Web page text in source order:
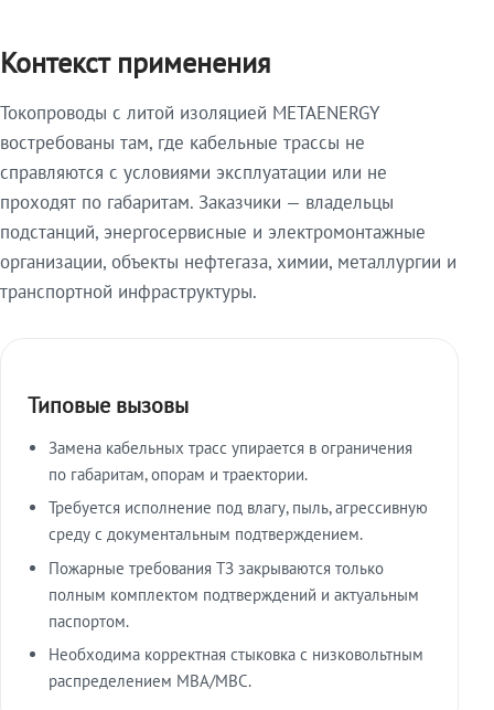
Контекст применения
Токопроводы с литой изоляцией METAENERGY
востребованы там, где кабельные трассы не
справляются с условиями эксплуатации или не
проходят по габаритам. Заказчики — владельцы
подстанций, энергосервисные и электромонтажные
организации, объекты нефтегаза, химии, металлургии и
транспортной инфраструктуры.
Типовые вызовы
Замена кабельных трасс упирается в ограничения
по габаритам, опорам и траектории.
Требуется исполнение под влагу, пыль, агрессивную
среду с документальным подтверждением.
Пожарные требования ТЗ закрываются только
полным комплектом подтверждений и актуальным
паспортом.
Необходима корректная стыковка с низковольтным
распределением МВА/МВС.